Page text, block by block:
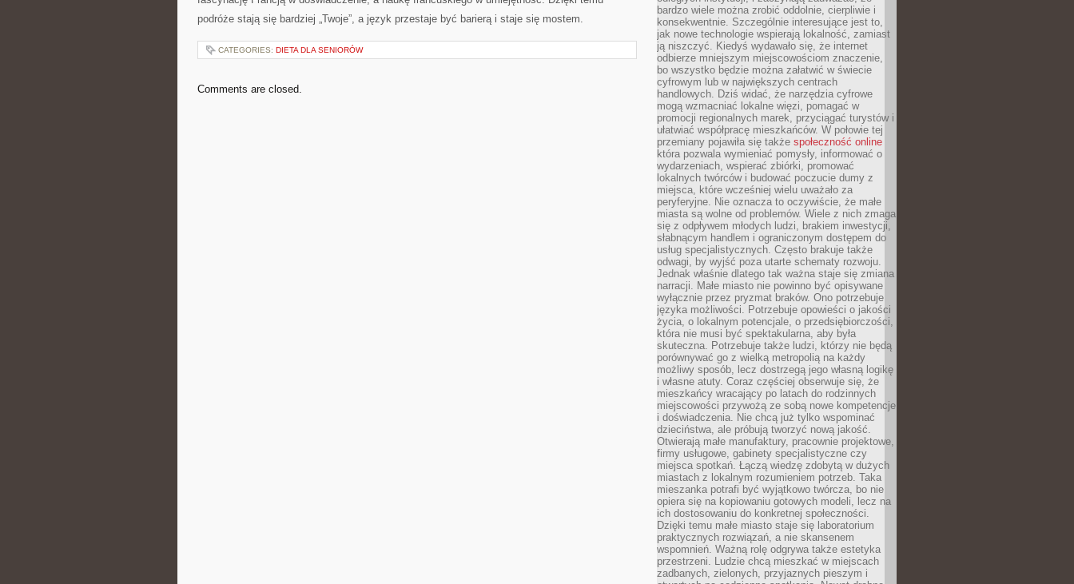
podróże stają się bardziej „Twoje”, a język przestaje być barierą i staje się mostem.
CATEGORIES: DIETA DLA SENIORÓW
Comments are closed.
bardzo wiele można zrobić oddolnie, cierpliwie i
konsekwentnie. Szczególnie interesujące jest to,
jak nowe technologie wspierają lokalność, zamiast
ją niszczyć. Kiedyś wydawało się, że internet
odbierze mniejszym miejscowościom znaczenie,
bo wszystko będzie można załatwić w świecie
cyfrowym lub w największych centrach
handlowych. Dziś widać, że narzędzia cyfrowe
mogą wzmacniać lokalne więzi, pomagać w
promocji regionalnych marek, przyciągać turystów i
ułatwiać współpracę mieszkańców. W połowie tej
przemiany pojawiła się także społeczność online
która pozwala wymieniać pomysły, informować o
wydarzeniach, wspierać zbiórki, promować
lokalnych twórców i budować poczucie dumy z
miejsca, które wcześniej wielu uważało za
peryferyjne. Nie oznacza to oczywiście, że małe
miasta są wolne od problemów. Wiele z nich zmaga
się z odpływem młodych ludzi, brakiem inwestycji,
słabnącym handlem i ograniczonym dostępem do
usług specjalistycznych. Często brakuje także
odwagi, by wyjść poza utarte schematy rozwoju.
Jednak właśnie dlatego tak ważna staje się zmiana
narracji. Małe miasto nie powinno być opisywane
wyłącznie przez pryzmat braków. Ono potrzebuje
języka możliwości. Potrzebuje opowieści o jakości
życia, o lokalnym potencjale, o przedsiębiorczości,
która nie musi być spektakularna, aby była
skuteczna. Potrzebuje także ludzi, którzy nie będą
porównywać go z wielką metropolią na każdy
możliwy sposób, lecz dostrzegą jego własną logikę
i własne atuty. Coraz częściej obserwuje się, że
mieszkańcy wracający po latach do rodzinnych
miejscowości przywożą ze sobą nowe kompetencje
i doświadczenia. Nie chcą już tylko wspominać
dzieciństwa, ale próbują tworzyć nową jakość.
Otwierają małe manufaktury, pracownie projektowe,
firmy usługowe, gabinety specjalistyczne czy
miejsca spotkań. Łączą wiedzę zdobytą w dużych
miastach z lokalnym rozumieniem potrzeb. Taka
mieszanka potrafi być wyjątkowo twórcza, bo nie
opiera się na kopiowaniu gotowych modeli, lecz na
ich dostosowaniu do konkretnej społeczności.
Dzięki temu małe miasto staje się laboratorium
praktycznych rozwiązań, a nie skansenem
wspomnień. Ważną rolę odgrywa także estetyka
przestrzeni. Ludzie chcą mieszkać w miejscach
zadbanych, zielonych, przyjaznych pieszym i